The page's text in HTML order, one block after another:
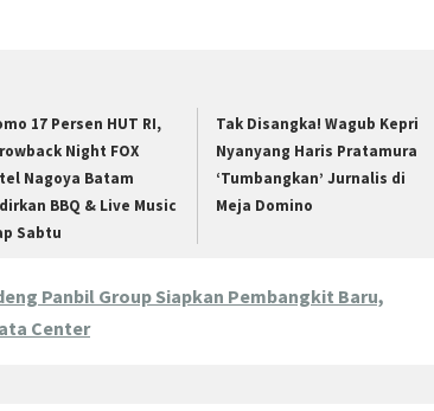
17 Persen HUT RI,
Night FOX
Nagoya Batam
BBQ & Live Music
Sabtu
Tak Disangka! Wagub Kepri
Nyanyang Haris Pratamura
‘Tumbangkan’ Jurnalis di
Meja Domino
Panbil Group Siapkan Pembangkit Baru,
Center